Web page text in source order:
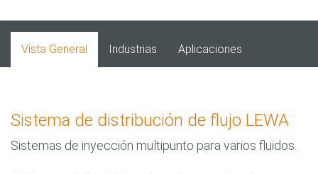
Vista General Industrias Aplicaciones
Sistema de distribución de flujo LEWA
Sistemas de inyección multipunto para varios fluidos.